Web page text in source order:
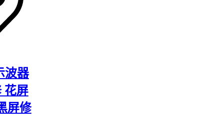
波器
花屏
屏修